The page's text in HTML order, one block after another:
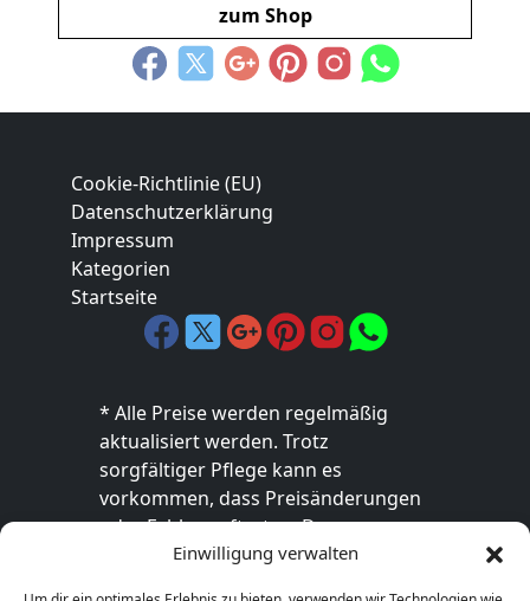
Einwilligung verwalten
zum Shop
Cookie-Richtlinie (EU)
Datenschutzerklärung
Impressum
Kategorien
Startseite
* Alle Preise werden regelmäßig
aktualisiert werden. Trotz
sorgfältiger Pflege kann es
vorkommen, dass Preisänderungen
oder Fehler auftreten. Der
endgültige Preis sowie die